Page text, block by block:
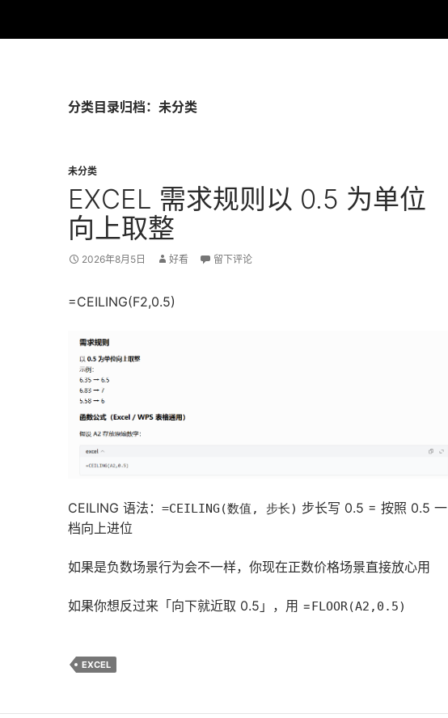
分类目录归档：未分类
未分类
EXCEL 需求规则以 0.5 为单位
向上取整
2026年8月5日 好看 留下评论
=CEILING(F2,0.5)
CEILING 语法： =CEILING(数值, 步长) 步长写 0.5 = 按照 0.5 一
档向上进位
如果是负数场景行为会不一样，你现在正数价格场景直接放心用
如果你想反过来「向下就近取 0.5」，用 = FLOOR(A2,0.5)
EXCEL